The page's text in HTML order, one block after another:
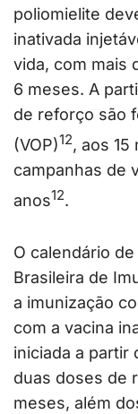
poliomielite
inativada
vida, com mais
6 meses. A
de reforço são
(VOP)12, aos
campanhas de
anos12.
O calendário
Brasileira de
a imunização
com a vacina
iniciada a partir
duas doses de
meses, além